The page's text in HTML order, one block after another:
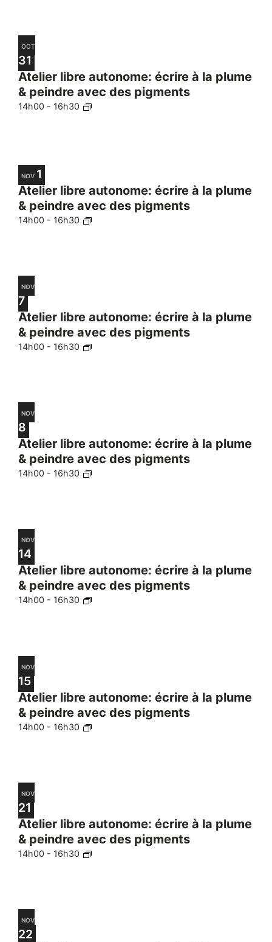
OCT
31
Atelier libre autonome: écrire à la plume
& peindre avec des pigments
14h00 - 16h30
NOV 1
Atelier libre autonome: écrire à la plume
& peindre avec des pigments
14h00 - 16h30
NOV
7
Atelier libre autonome: écrire à la plume
& peindre avec des pigments
14h00 - 16h30
NOV
8
Atelier libre autonome: écrire à la plume
& peindre avec des pigments
14h00 - 16h30
NOV
14
Atelier libre autonome: écrire à la plume
& peindre avec des pigments
14h00 - 16h30
NOV
15
Atelier libre autonome: écrire à la plume
& peindre avec des pigments
14h00 - 16h30
NOV
21
Atelier libre autonome: écrire à la plume
& peindre avec des pigments
14h00 - 16h30
NOV
22